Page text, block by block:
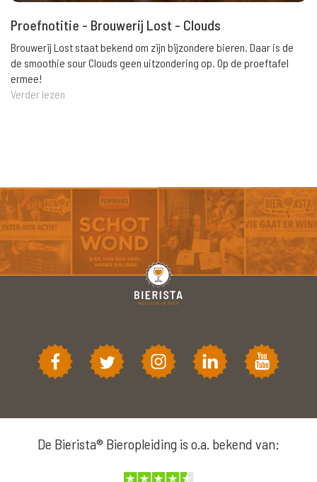
Proefnotitie - Brouwerij Lost - Clouds
Brouwerij Lost staat bekend om zijn bijzondere bieren. Daar is de
de smoothie sour Clouds geen uitzondering op. Op de proeftafel
ermee!
Verder lezen
De Bierista® Bieropleiding is o.a. bekend van: